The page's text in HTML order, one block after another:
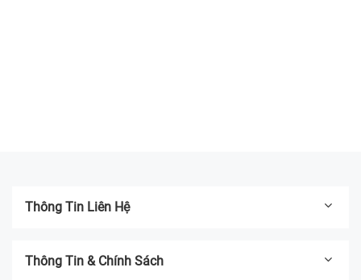
Thông Tin Liên Hệ
Thông Tin & Chính Sách